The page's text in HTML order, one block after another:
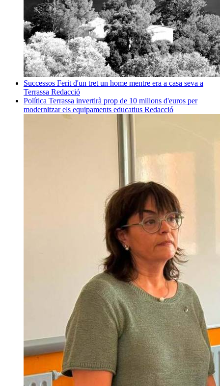
Successos Ferit d'un tret un home mentre era a casa seva a
Terrassa Redacció
Política Terrassa invertirà prop de 10 milions d'euros per
modernitzar els equipaments educatius Redacció